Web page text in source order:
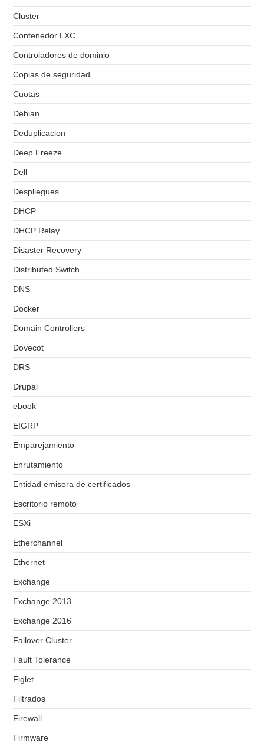
Cluster
Contenedor LXC
Controladores de dominio
Copias de seguridad
Cuotas
Debian
Deduplicacion
Deep Freeze
Dell
Despliegues
DHCP
DHCP Relay
Disaster Recovery
Distributed Switch
DNS
Docker
Domain Controllers
Dovecot
DRS
Drupal
ebook
EIGRP
Emparejamiento
Enrutamiento
Entidad emisora de certificados
Escritorio remoto
ESXi
Etherchannel
Ethernet
Exchange
Exchange 2013
Exchange 2016
Failover Cluster
Fault Tolerance
Figlet
Filtrados
Firewall
Firmware